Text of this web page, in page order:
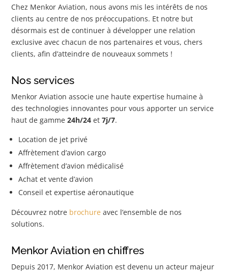
Chez Menkor Aviation, nous avons mis les intérêts de nos
clients au centre de nos préoccupations. Et notre but
désormais est de continuer à développer une relation
exclusive avec chacun de nos partenaires et vous, chers
clients, afin d’atteindre de nouveaux sommets !
Nos services
Menkor Aviation associe une haute expertise humaine à
des technologies innovantes pour vous apporter un service
haut de gamme24h/24 et7j/7.
Location de jet privé
Affrètement d’avion cargo
Affrètement d’avion médicalisé
Achat et vente d’avion
Conseil et expertise aéronautique
Découvrez notre brochure avec l’ensemble de nos
solutions.
Menkor Aviation en chiffres
Depuis 2017, Menkor Aviation est devenu un acteur majeur